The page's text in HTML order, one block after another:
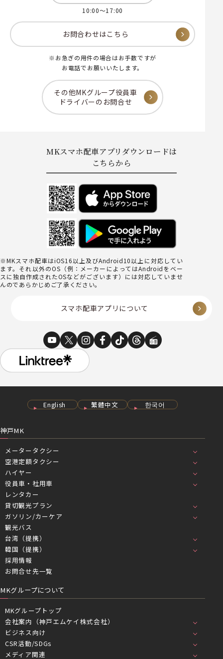
10:00～17:00
お問合わせはこちら
※お急ぎの用件の場合はお手数ですが
お電話でお願いいたします。
その他MKグループ役員車
ドライバーのお問合せ
MKスマホ配車アプリダウンロードは
こちらから
※MKスマホ配車はiOS16以上及びAndroid10以上に対応してい
ます。それ以外のOS（例：メーカーによってはAndroidをベー
スに独自作成されたOSなどがございます）には対応していませ
んのであらかじめご了承ください。
スマホ配車アプリについて
English 繁體中文 한국어
神戸MK
メータータクシー
空港定額タクシー
ハイヤー
役員車・社用車
レンタカー
貸切観光プラン
ガソリン/カーケア
観光バス
台湾（提携）
韓国（提携）
採用情報
お問合せ先一覧
MKグループについて
MKグループトップ
会社案内（神戸エムケイ株式会社）
ビジネス向け
CSR活動/SDGs
メディア関連